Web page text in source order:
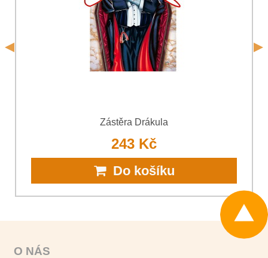
Zástěra Drákula
243 Kč
Do košíku
O NÁS